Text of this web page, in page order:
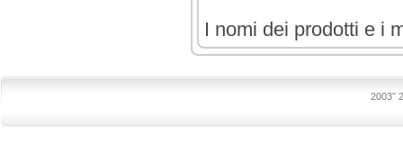
I nomi dei prodotti e i
2003˜